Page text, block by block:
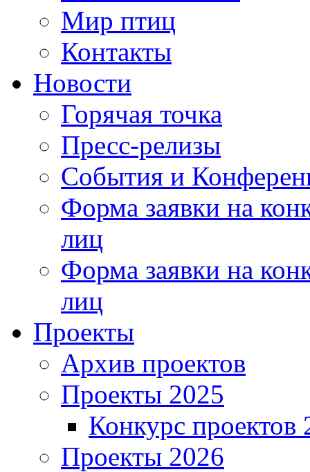
Мир птиц
Контакты
Новости
Горячая точка
Пресс-релизы
События и
Форма заявки на
лиц
Форма заявки на
лиц
Проекты
Архив проектов
Проекты 2025
Конкурс проектов
Проекты 2026